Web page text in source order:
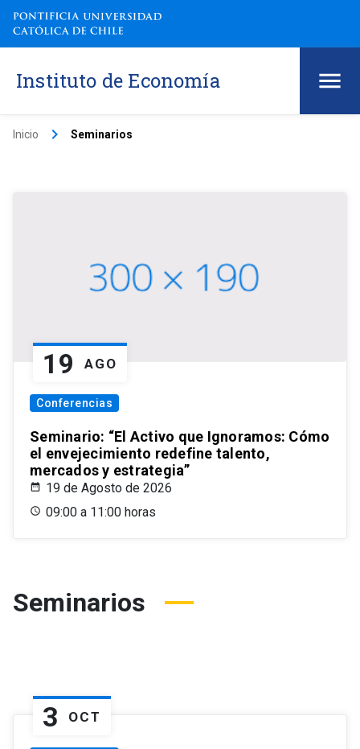
Instituto de Economía
Inicio keyboard_arrow_right Seminarios
19 AGO
Conferencias
Seminario: “El Activo que Ignoramos: Cómo
el envejecimiento redefine talento,
mercados y estrategia”
19 de Agosto de 2026
09:00 a 11:00 horas
Seminarios
3 OCT